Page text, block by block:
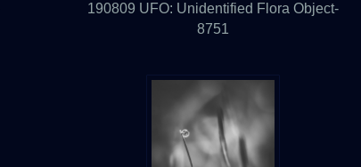
190809 UFO: Unidentified Flora Object-
8751